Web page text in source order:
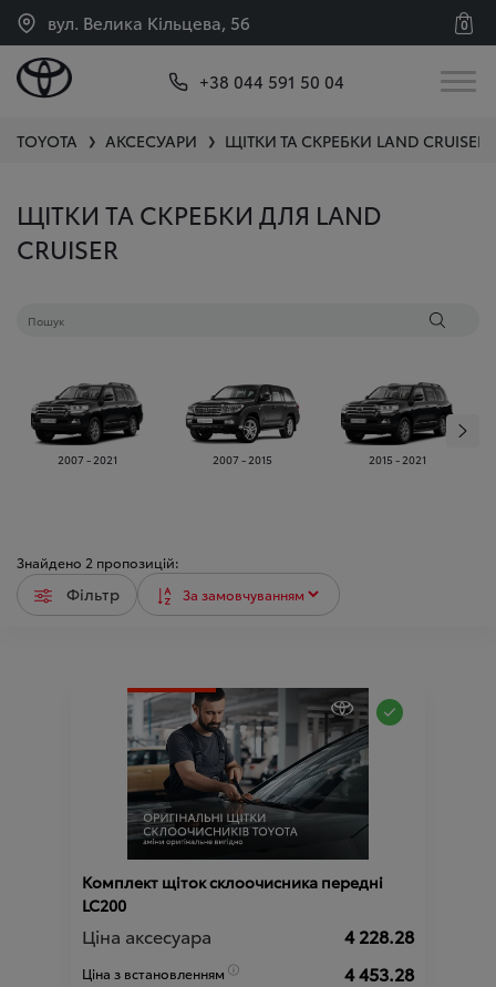
вул. Велика Кільцева, 56 0
+38 044 591 50 04
TOYOTA ❯ АКСЕСУАРИ ❯ ЩІТКИ ТА СКРЕБКИ LAND CRUISER
ЩІТКИ ТА СКРЕБКИ ДЛЯ LAND
CRUISER
2007 - 2021 2007 - 2015 2015 - 2021
Знайдено 2 пропозицій:
Фільтр
Комплект щіток склоочисника передні
LC200
Ціна аксесуара 4 228.28
Ціна з встановленням 4 453.28